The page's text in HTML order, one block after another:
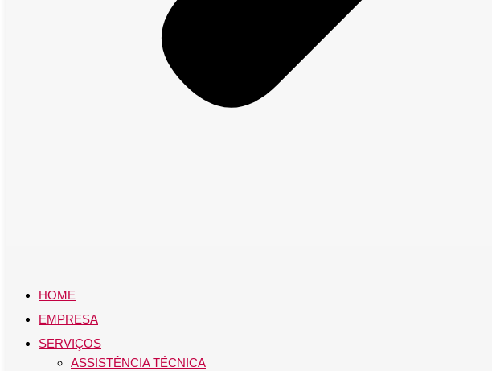
HOME
EMPRESA
SERVIÇOS
ASSISTÊNCIA TÉCNICA